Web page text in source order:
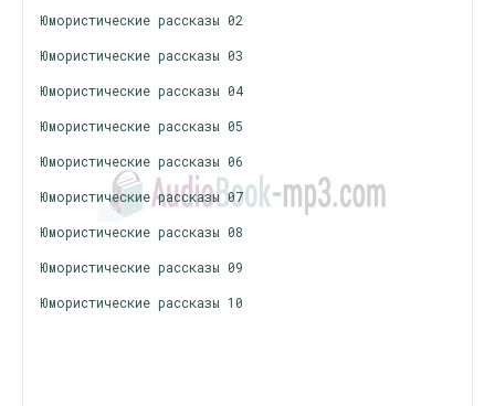
Юмористические рассказы 02
Юмористические рассказы 03
Юмористические рассказы 04
Юмористические рассказы 05
Юмористические рассказы 06
Юмористические рассказы 07
Юмористические рассказы 08
Юмористические рассказы 09
Юмористические рассказы 10